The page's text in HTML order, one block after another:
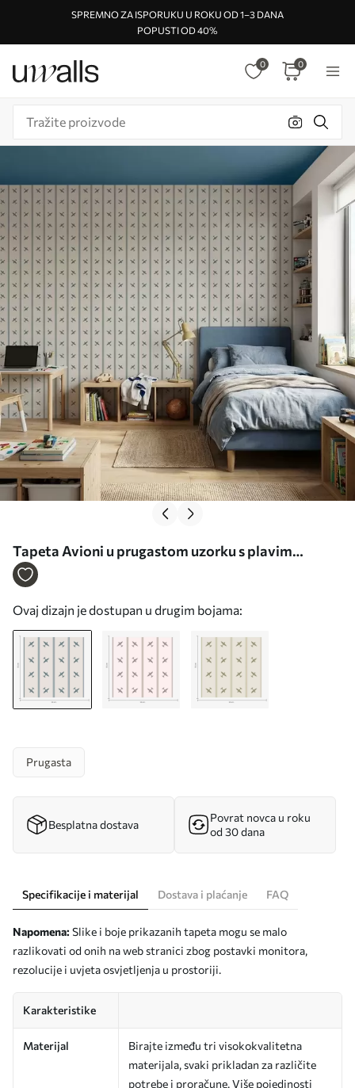
SPREMNO ZA ISPORUKU U ROKU OD 1–3 DANA
POPUSTI OD 40%
0 0
Tapeta Avioni u prugastom uzorku s plavim
prugama br. a01170
Ovaj dizajn je dostupan u drugim bojama:
Prugasta
Besplatna dostava
Povrat novca u roku
od 30 dana
Specifikacije i materijal Dostava i plaćanje FAQ
Napomena: Slike i boje prikazanih tapeta mogu se malo
razlikovati od onih na web stranici zbog postavki monitora,
rezolucije i uvjeta osvjetljenja u prostoriji.
Karakteristike
Materijal
Birajte između tri visokokvalitetna
materijala, svaki prikladan za različite
potrebe i proračune. Više pojedinosti